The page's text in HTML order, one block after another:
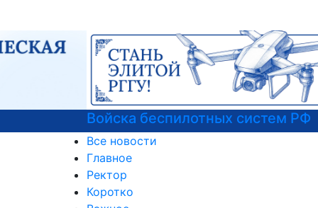
Войска беспилотных систем РФ
Все новости
Главное
Ректор
Коротко